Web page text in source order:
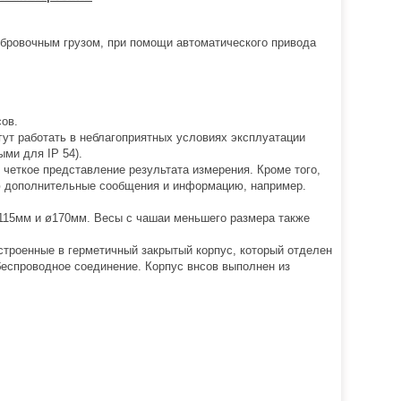
грузом, при помощи автоматического привода
работать в неблагоприятных условиях эксплуатации
для IP 54).
представление результата измерения. Кроме того,
дополнительные сообщения и информацию, например.
и ø170мм. Весы с чашаи меньшего размера также
в герметичный закрытый корпус, который отделен
соединение. Корпус внсов выполнен из